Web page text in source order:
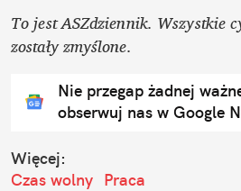
To jest ASZdziennik. Wszystkie
zostały zmyślone.
Nie przegap żadnej
obserwuj nas w Google
Więcej:
Czas wolny Praca